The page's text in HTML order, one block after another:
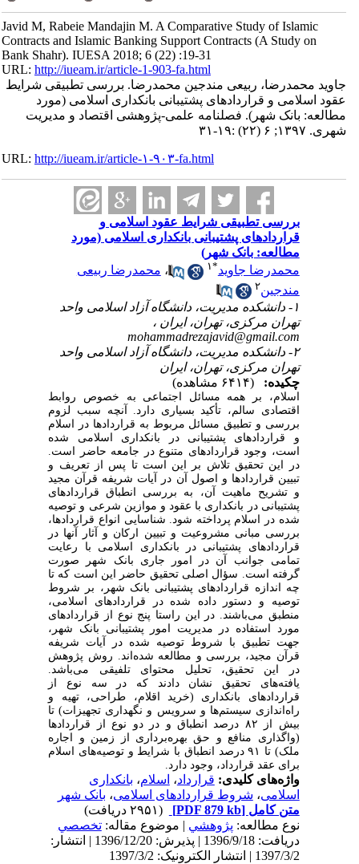
Javid M, Rabeie Mandajin M. A Comparative Study of Islamic
Contracts and Islamic Banking Support Contracts (A Study on
Bank Shahr). IUESA 2018; 6 (22) :19-31
URL:http://iueam.ir/article-1-903-fa.html
جاوید محمدرضا، ربیعی مندجین محمدرضا. بررسی تطبیقی شرایط
عقود اسلامی و قراردادهای پشتیبانی بانکداری اسلامی (مورد
مطالعه: بانک شهر). فصلنامه علمی-پژوهشی اقتصاد و مدیریت
شهری. ۱۳۹۷; ۶ (۲۲) :۱۹-۳۱
URL:http://iueam.ir/article-۱-۹۰۳-fa.html
بررسی تطبیقی شرایط عقود اسلامی و
قراردادهای پشتیبانی بانکداری اسلامی (مورد
مطالعه: بانک شهر)
محمدرضا جاوید *۱ ،محمدرضا ربیعی
مندجین
۱- دانشکده مدیریت، دانشگاه آزاد اسلامی واحد
تهران مرکزی، تهران، ایران ،
mohammadrezajavid@gmail.com
۲- دانشکده مدیریت، دانشگاه آزاد اسلامی واحد
تهران مرکزی، تهران، ایران
چکیده:
اسلام، بر همه مسائل اجتماعی به خصوص روابط
اقتصادی سالم، تأکید بسیاری دارد. آنچه سبب لزوم
بررسی و تطبیق مسائل مربوط به قراردادها در اسلام
و قراردادهای پشتیبانی در بانکداری اسلامی شده
است، وجود قراردادهای متنوع در جامعه حاضر است.
در این تحقیق تلاش بر این است تا پس از تعریف و
تبیین قراردادها و اصول آن در آیات شریفه قرآن مجید
و تشریح ماهیت آن، به بررسی انطباق قراردادهای
پشتیبانی در بانکداری با عقود و موازین شرعی و توصیه
شده در اسلام پرداخته شود. شناسایی انواع قراردادها،
بررسی مبانی مشروعیت و تبیین ارکان و آثار آنها در
قراردادهای پشتیبانی در بانکداری اسلامی با رعایت
تمامی جوانب آن در امور جاری بانک شهر صورت
گرفته است. سؤال اصلی تحقیق حاضر این است که تا
چه اندازه قراردادهای پشتیبانی بانک شهر، بر شروط
توصیه و دستور داده شده در قراردادهای اسلامی،
منطبق می‌باشند. در این راستا پنج نوع از قراردادهای
مورد استفاده در مدیریت امور پشتیبانی بانک شهر،
جهت تطبیق با شروط توصیه شده در آیات شریفه
قرآن مجید، بررسی و مطالعه شده‌اند. روش پژوهش
در این تحقیق، تحلیل محتوای تلفیقی می‌باشد.
یافته‌های تحقیق نشان دادند که در سه نوع از
قراردادهای بانکداری (خرید اقلام، طراحی، تهیه و
راه‌اندازی سیستم‌ها و سرویس و نگهداری تجهیزات) تا
بیش از ۸۲ درصد انطباق و در دو نوع از قراردادها
(واگذاری منافع و حق بهره‌برداری از زمین و اجاره
ملک) تا ۹۱ درصد انطباق با شرایط و توصیه‌های اسلام
برای عقد قرارداد، وجود دارد.
واژه‌های کلیدی:قرارداد ،اسلام،بانکداری
اسلامی،شروط قراردادهای اسلامی،بانک شهر
متن کامل[PDF 879 kb]
نوع مطالعه:پژوهشي| موضوع مقاله:تخصصي
دریافت: 1396/9/18 | پذیرش: 1396/12/20 | انتشار:
1397/3/2 | انتشار الکترونیک: 1397/3/2